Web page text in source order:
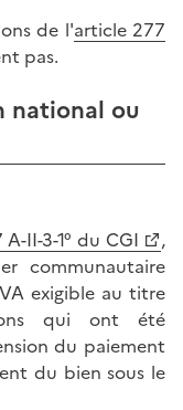
de l'article 277
pas.
national ou
II-3-1° du CGI
,
communautaire
exigible au titre
qui ont été
du paiement
du bien sous le